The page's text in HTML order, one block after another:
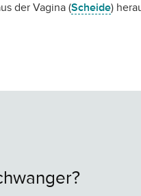
der Vagina (Scheide)